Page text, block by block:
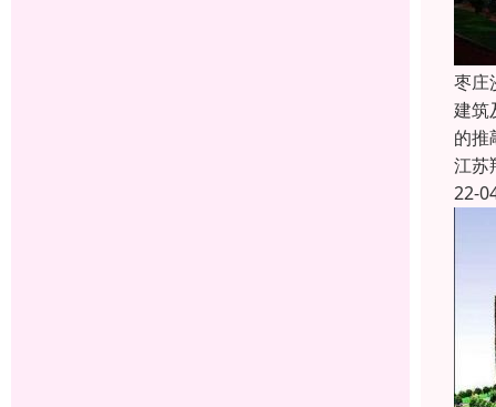
枣庄
建筑
的推
江苏
22-